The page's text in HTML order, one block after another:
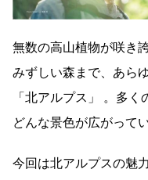
無数の高山植物が咲き
みずしい森まで、あら
「北アルプス」 。多く
どんな景色が広がって
今回は北アルプスの魅